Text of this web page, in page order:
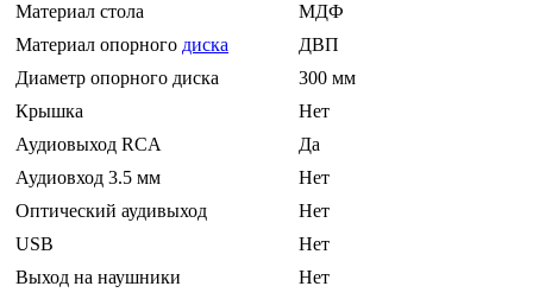
Материал стола
МДФ
Материал опорного диска
ДВП
Диаметр опорного диска
300 мм
Крышка
Нет
Аудиовыход RCA
Да
Аудиовход 3.5 мм
Нет
Оптический аудивыход
Нет
USB
Нет
Выход на наушники
Нет